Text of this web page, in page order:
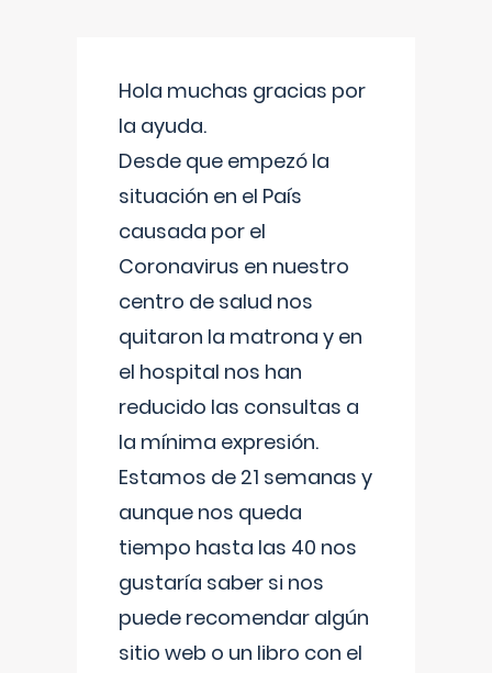
Hola muchas gracias por
la ayuda.
Desde que empezó la
situación en el País
causada por el
Coronavirus en nuestro
centro de salud nos
quitaron la matrona y en
el hospital nos han
reducido las consultas a
la mínima expresión.
Estamos de 21 semanas y
aunque nos queda
tiempo hasta las 40 nos
gustaría saber si nos
puede recomendar algún
sitio web o un libro con el